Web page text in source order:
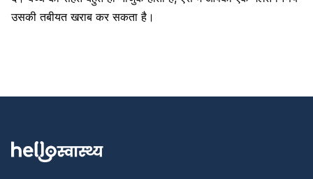
उसकी तबीयत खराब कर सकता है।